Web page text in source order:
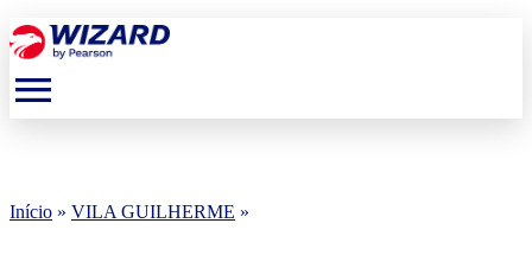
menu
Início » VILA GUILHERME »